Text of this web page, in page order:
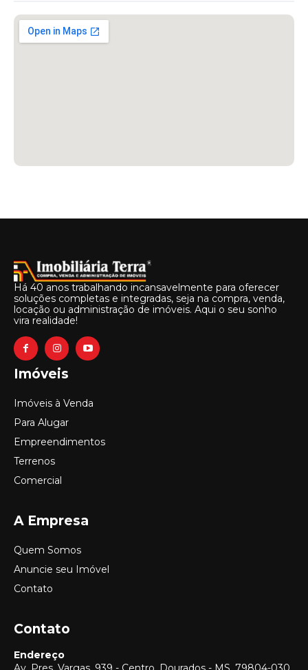
Há 40 anos trabalhando incansavelmente para oferecer
soluções completas e integradas, seja na compra, venda,
locação ou administração de imóveis. Aqui o seu sonho
vira realidade!
Imóveis
Imóveis à Venda
Para Alugar
Empreendimentos
Terrenos
Comercial
A Empresa
Quem Somos
Anuncie seu Imóvel
Contato
Contato
Endereço